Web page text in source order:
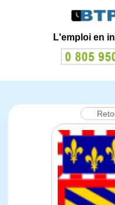
L'emploi en